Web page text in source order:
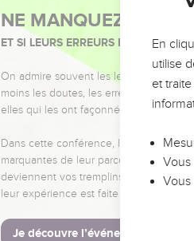
NE MANQUEZ PAS
ET SI LEURS ERREURS POUVAIENT
On admire souvent les leaders pour
moins les doutes, les erreurs et les
elles qui les ont façonnés.
Dans cette conférence, leaders,
marquantes de leur parcours et les
deviennent vos tremplins. Que vous
leur expérience est faite pour vous.
Je découvre l’événement
En
utilise
et
Vous
Vous